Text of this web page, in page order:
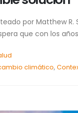
por Matthew
que con los
climático,